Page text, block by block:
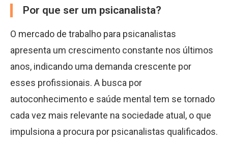
Por que ser um psicanalista?
O mercado de trabalho para psicanalistas
apresenta um crescimento constante nos últimos
anos, indicando uma demanda crescente por
esses profissionais. A busca por
autoconhecimento e saúde mental tem se tornado
cada vez mais relevante na sociedade atual, o que
impulsiona a procura por psicanalistas qualificados.